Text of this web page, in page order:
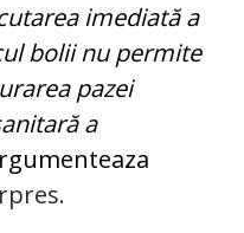
imediată a
bolii nu permite
pazei
a